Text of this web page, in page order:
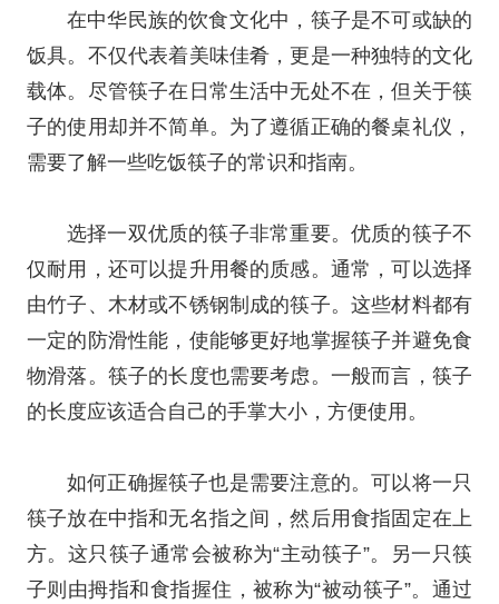
在中华民族的饮食文化中，筷子是不可或缺的
饭具。不仅代表着美味佳肴，更是一种独特的文化
载体。尽管筷子在日常生活中无处不在，但关于筷
子的使用却并不简单。为了遵循正确的餐桌礼仪，
需要了解一些吃饭筷子的常识和指南。
选择一双优质的筷子非常重要。优质的筷子不
仅耐用，还可以提升用餐的质感。通常，可以选择
由竹子、木材或不锈钢制成的筷子。这些材料都有
一定的防滑性能，使能够更好地掌握筷子并避免食
物滑落。筷子的长度也需要考虑。一般而言，筷子
的长度应该适合自己的手掌大小，方便使用。
如何正确握筷子也是需要注意的。可以将一只
筷子放在中指和无名指之间，然后用食指固定在上
方。这只筷子通常会被称为“主动筷子”。另一只筷
子则由拇指和食指握住，被称为“被动筷子”。通过